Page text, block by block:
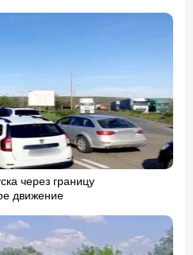
через границу
движение